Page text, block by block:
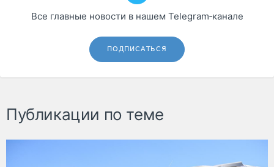
Все главные новости в нашем Telegram‑канале
ПОДПИСАТЬСЯ
Публикации по теме